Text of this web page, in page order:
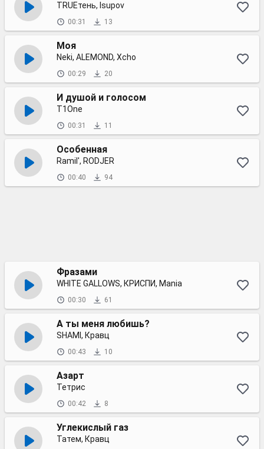
TRUEтень, Isupov
00:31 13
Моя
Neki, ALEMOND, Xcho
00:29 20
И душой и голосом
T1One
00:31 11
Особенная
Ramil', RODJER
00:40 94
Фразами
WHITE GALLOWS, КРИСПИ, Mania
00:30 61
А ты меня любишь?
SHAMI, Кравц
00:43 10
Азарт
Тетрис
00:42 8
Углекислый газ
Татем, Кравц